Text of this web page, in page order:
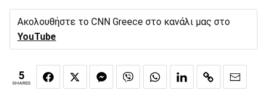
Ακολουθήστε το CNN Greece στο κανάλι μας στο
YouTube
5
SHARES